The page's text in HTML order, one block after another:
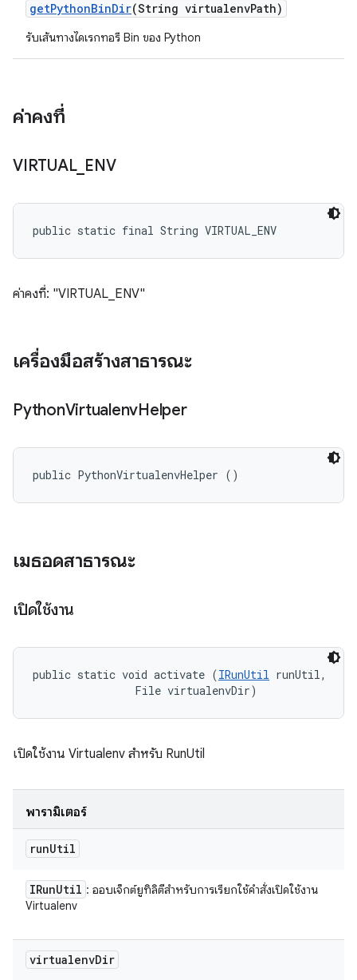
getPythonBinDir(String virtualenvPath)
รับเส้นทางไดเรกทอรี Bin ของ Python
ค่าคงที่
VIRTUAL_ ENV
public static final String VIRTUAL_ENV
ค่าคงที่: "VIRTUAL_ENV"
เครื่องมือสร้างสาธารณะ
PythonVirtualenvHelper
public PythonVirtualenvHelper ()
เมธอดสาธารณะ
เปิดใช้งาน
public static void activate (IRunUtil runUtil,
                File virtualenvDir)
เปิดใช้งาน Virtualenv สำหรับ RunUtil
พารามิเตอร์
runUtil
IRunUtil : ออบเจ็กต์ยูทิลิตีสำหรับการเรียกใช้คำสั่งเปิดใช้งาน
Virtualenv
virtualenvDir